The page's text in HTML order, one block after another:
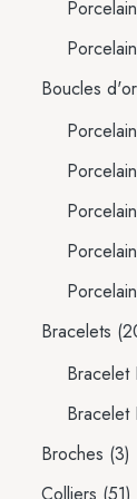
Boucles
Bracelets
Bracelet
Bracelet
Broches (3)
Colliers (51)